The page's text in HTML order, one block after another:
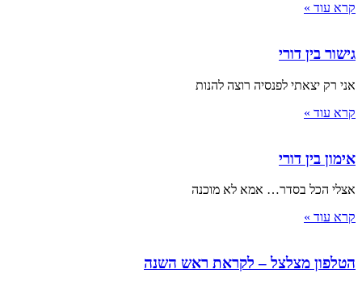
קרא עוד »
גישור בין דורי
אני רק יצאתי לפנסיה רוצה להנות
קרא עוד »
אימון בין דורי
אצלי הכל בסדר… אמא לא מוכנה
קרא עוד »
הטלפון מצלצל – לקראת ראש השנה